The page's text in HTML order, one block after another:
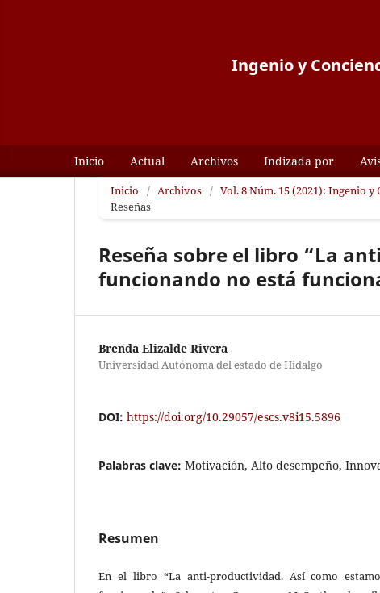
Ingenio y
Inicio Actual Archivos Indizada por
Inicio / Archivos / Vol. 8 Núm. 15 (2021): Ingenio
Reseñas
Reseña sobre el libro “La
funcionando no está
Brenda Elizalde Rivera
Universidad Autónoma del estado de Hidalgo
DOI: https://doi.org/10.29057/escs.v8i15.5896
Palabras clave: Motivación, Alto desempeño,
Resumen
En el libro “La anti-productividad. Así como